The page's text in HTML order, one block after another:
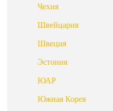
Чехия
Швейцария
Швеция
Эстония
ЮАР
Южная Корея